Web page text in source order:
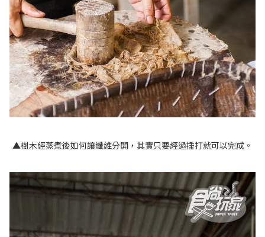
▲樹木經蒸煮後如何讓纖維分開，其實只要經過捶打就可以完成。